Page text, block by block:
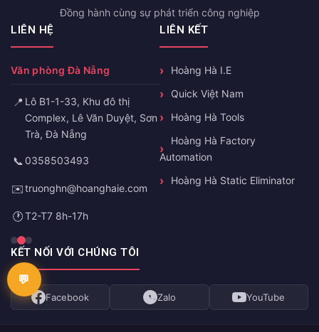
Đồng hành cùng sự phát triển công nghiệp
LIÊN HỆ
Văn phòng Đà Nẵng
📍 Lô B1-1-33, Khu đô thị
Complex, Lê Văn Duyệt, Sơn
Trà, Đà Nẵng
📞 0358503493
✉️truonghn@hoanghaie.com
🕐T2-T7 8h-17h
LIÊN KẾT
Hoàng Hà I.E
Quick Việt Nam
Hoàng Hà Tools
Hoàng Hà Factory
Automation
Hoàng Hà Static Eliminator
KẾT NỐI VỚI CHÚNG TÔI
Facebook Zalo YouTube